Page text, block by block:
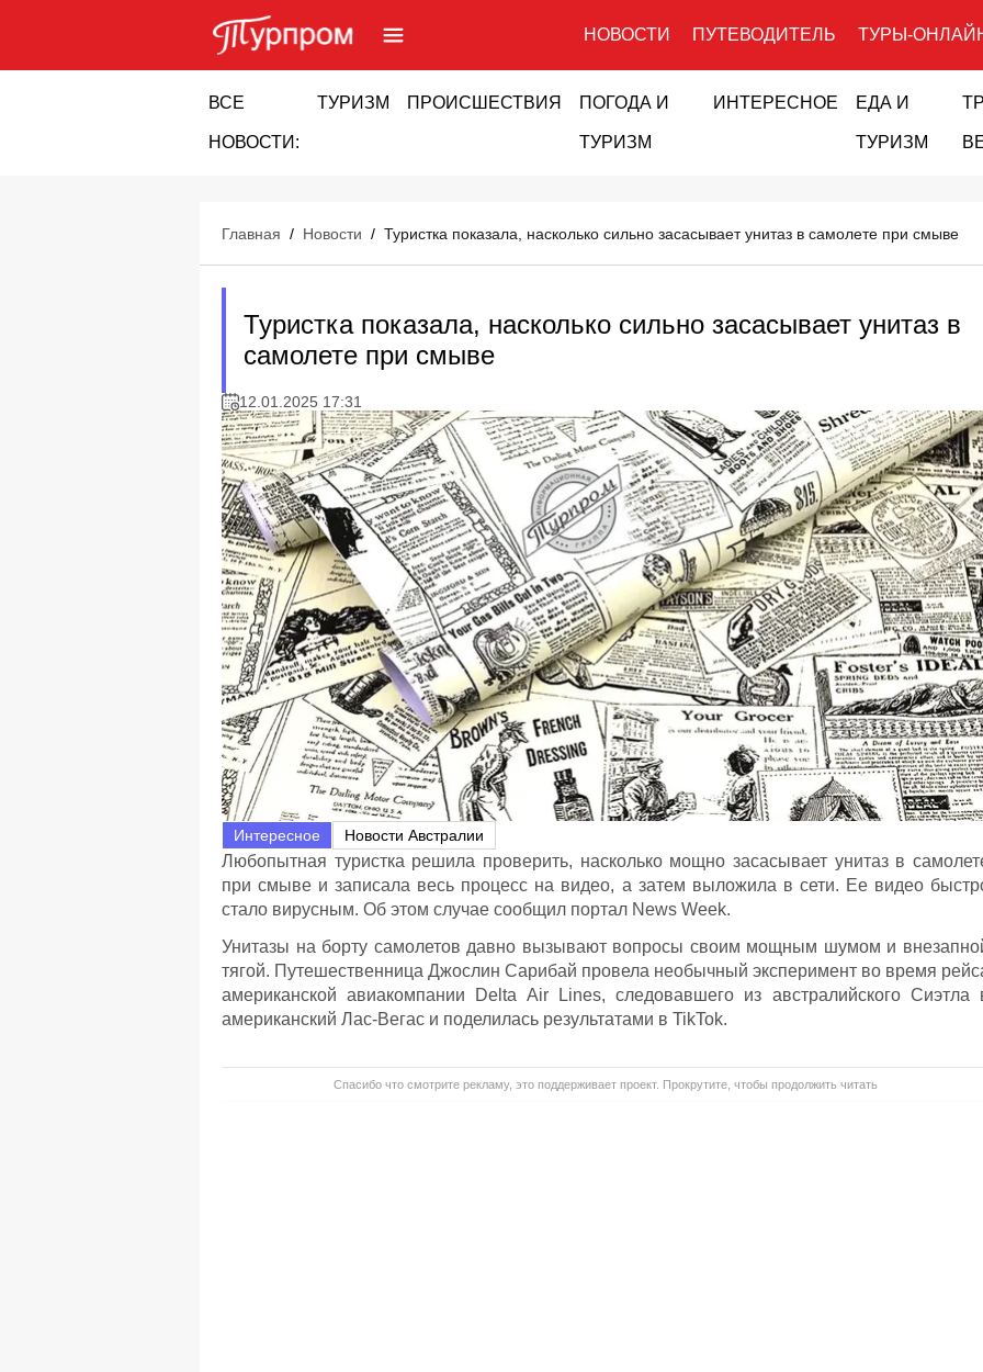
НОВОСТИ ПУТЕВОДИТЕЛЬ ТУРЫ-
ВСЕ
НОВОСТИ:
ТУРИЗМ ПРОИСШЕСТВИЯ ПОГОДА И
ТУРИЗМ
ИНТЕРЕСНОЕ ЕДА И
ТУРИЗМ
Главная / Новости / Туристка показала, насколько сильно засасывает унитаз в самолете при смыве
Туристка показала, насколько сильно засасывает унитаз в
самолете при смыве
12.01.2025 17:31
Интересное Новости Австралии
Любопытная туристка решила проверить, насколько мощно засасывает унитаз в
при смыве и записала весь процесс на видео, а затем выложила в сети. Ее видео
стало вирусным. Об этом случае сообщил портал News Week.
Унитазы на борту самолетов давно вызывают вопросы своим мощным шумом и
тягой. Путешественница Джослин Сарибай провела необычный эксперимент во время
американской авиакомпании Delta Air Lines, следовавшего из австралийского Сиэтла
американский Лас-Вегас и поделилась результатами в TikTok.
Спасибо что смотрите рекламу, это поддерживает проект. Прокрутите, чтобы продолжить читать